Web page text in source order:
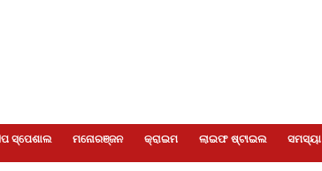
ସ୍ପେଶାଲ ମନୋରଞ୍ଜନ କ୍ରାଇମ ଲାଇଫ ଷ୍ଟାଇଲ ସମସ୍ୟା